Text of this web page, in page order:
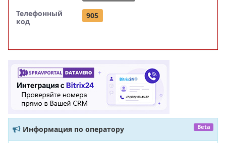
Телефонный
код
905
Информация по оператору Beta